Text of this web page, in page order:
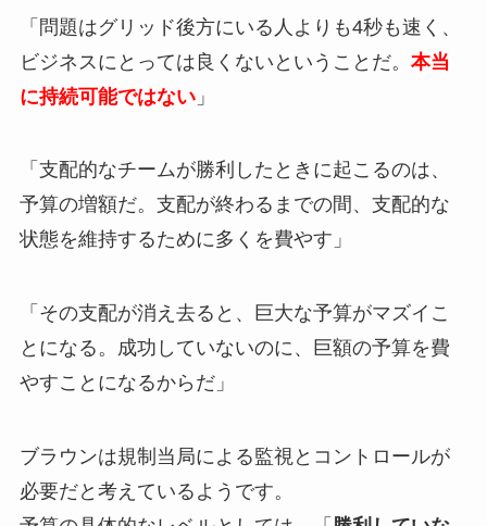
「問題はグリッド後方にいる人よりも4秒も速く、
ビジネスにとっては良くないということだ。 本当
に持続可能ではない」
「支配的なチームが勝利したときに起こるのは、
予算の増額だ。支配が終わるまでの間、支配的な
状態を維持するために多くを費やす」
「その支配が消え去ると、巨大な予算がマズイこ
とになる。成功していないのに、巨額の予算を費
やすことになるからだ」
ブラウンは規制当局による監視とコントロールが
必要だと考えているようです。